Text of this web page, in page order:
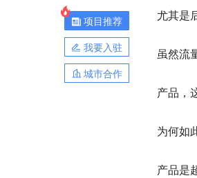
项目推荐
我要入驻
城市合作
尤其是
虽然流
产品，
为何如
产品是